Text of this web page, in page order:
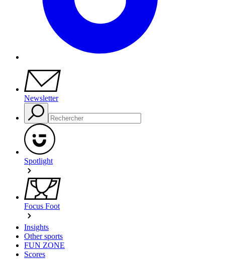
Newsletter
Spotlight
Focus Foot
Insights
Other sports
FUN ZONE
Scores